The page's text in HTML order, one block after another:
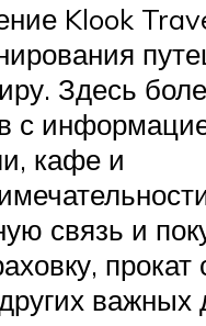
Klook
Здесь
с
кафе и
связь и
важных